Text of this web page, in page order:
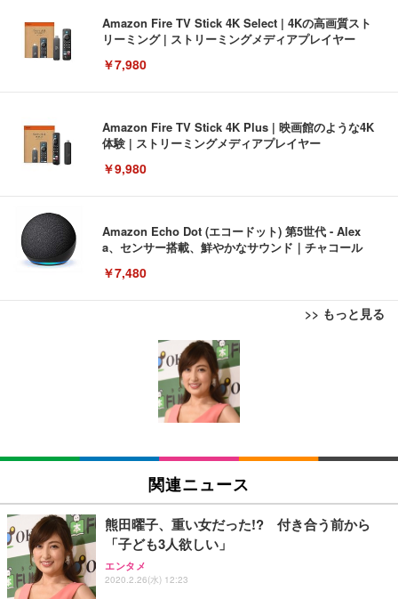
Amazon Fire TV Stick 4K Select | 4Kの高画質スト
リーミング | ストリーミングメディアプレイヤー
￥7,980
Amazon Fire TV Stick 4K Plus | 映画館のような4K
体験 | ストリーミングメディアプレイヤー
￥9,980
Amazon Echo Dot (エコードット) 第5世代 - Alex
a、センサー搭載、鮮やかなサウンド｜チャコール
￥7,480
>> もっと見る
[EdoErgo] オフィスチェア 椅子 テレワーク 疲れな
い 跳ね上げ式アームレスト コンパクト 約105度ロッ
キング pc 事務椅子 360度回転 座面昇降 強化ナイロ
ン樹脂ベース 通気性メッシュ 在宅ワーク H-WY01
(黒網+黒枠+黒足)
SIHOO B100 オフィスチェア／デスクチェア メッシ
ュチェア 人間工学 疲れない ブラック
￥27,999
Sezlife オフィスチェア デスクチェア 疲れない テレ
ワーク チェア 強化バックレスト 30度ロッキング機
能 人間工学 椅子 腰サポート 90度跳ね上げ式アーム
EIZO ビジネス向けプレミアムモニター | FlexScan
EV3240X-WT | 31.5型4K UHD・USB Type-C・ホワ
￥105,595
EIZO ビジネス向けプレミアムモニター | FlexScan
￥109,572
【純正品】27"ゲーミングモニター DualSense 充電
フック付き（CFI-ZDM1J）
Amazonベーシック ペットシーツ 薄型 レギュラー 1
回使い捨て 無香料 ホワイト 300枚
Amazonベーシック ペットシーツ 厚型 ワイド 42枚
x2袋(84枚) ホワイト(吸収面:ライトブルー)
￥3,234
ネオ・ルーライフ ネオ・オムツ L 中型犬用 26枚入
り 単品
関連ニュース
熊田曜子、重い女だった!? 付き合う前から
「子ども3人欲しい」
エンタメ
2020.2.26(水) 12:23